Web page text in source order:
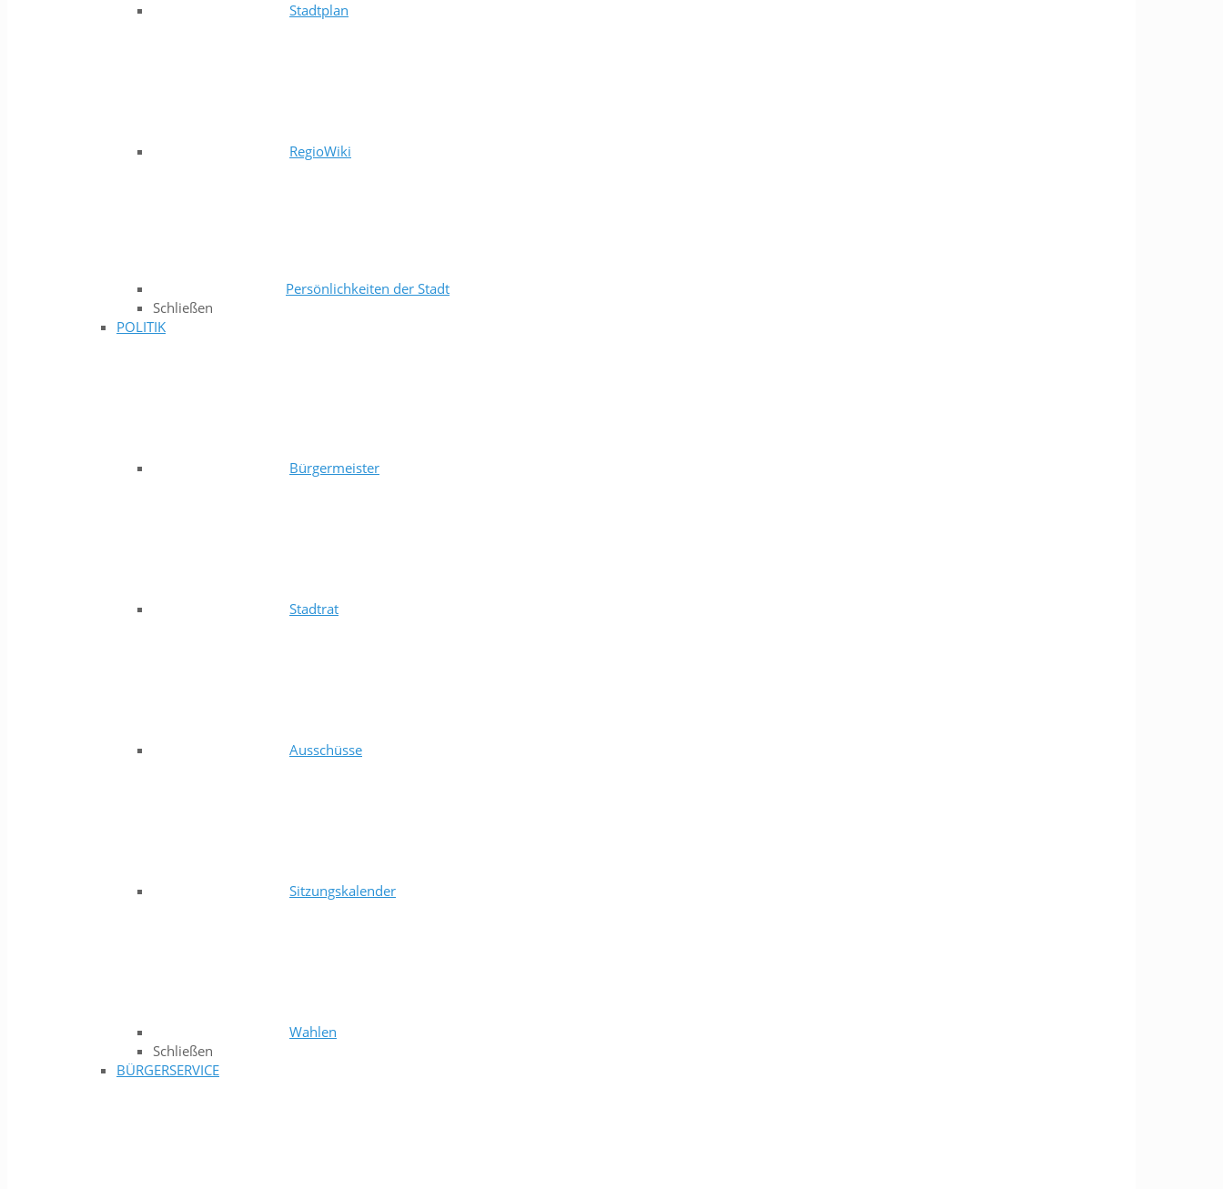
Stadtplan
RegioWiki
Persönlichkeiten der Stadt
Schließen
POLITIK
Bürgermeister
Stadtrat
Ausschüsse
Sitzungskalender
Wahlen
Schließen
BÜRGERSERVICE